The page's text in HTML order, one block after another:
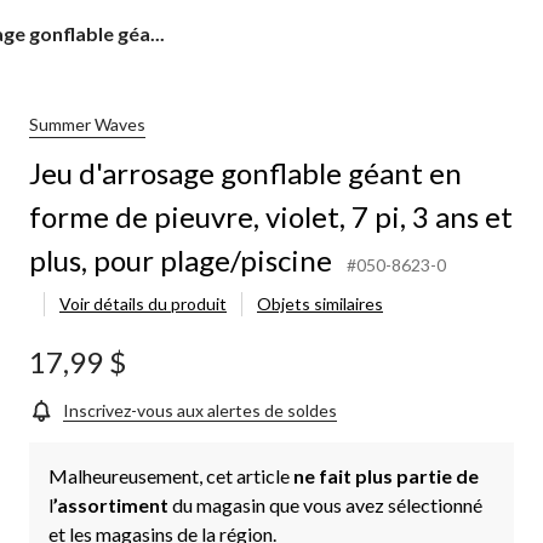
gonflable géa...
Summer Waves
Jeu d'arrosage gonflable géant en
forme de pieuvre, violet, 7 pi, 3 ans et
plus, pour plage/piscine
#050-8623-0
Voir détails du produit
Objets similaires
17,99 $
Inscrivez-vous aux alertes de soldes
Malheureusement, cet article ne fait plus partie de
l’assortiment du magasin que vous avez sélectionné
et les magasins de la région.